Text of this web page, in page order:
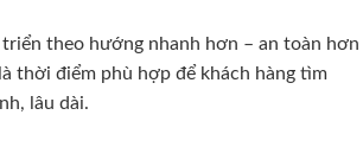
theo hướng nhanh hơn – an toàn hơn
thời điểm phù hợp để khách hàng tìm
lâu dài.